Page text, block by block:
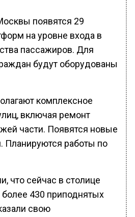
появятся 29
на уровне входа в
пассажиров. Для
будут оборудованы
комплексное
включая ремонт
части. Появятся новые
Планируются работы по
что сейчас в столице
430 приподнятых
свою